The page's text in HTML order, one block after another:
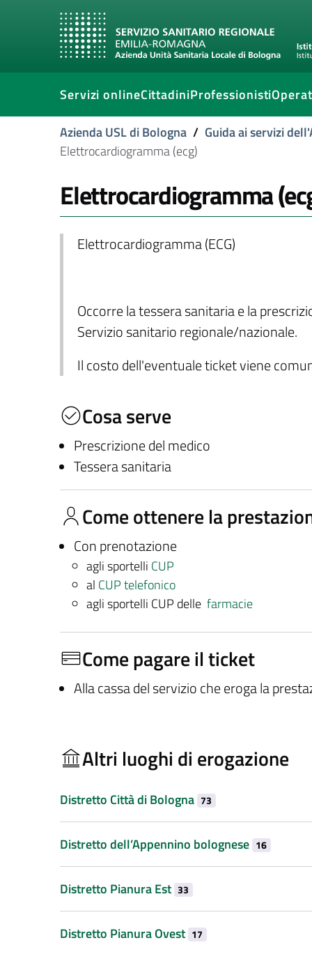
Servizi onlineCittadiniProfessionisti
Azienda USL di Bologna / Guida ai servizi
Elettrocardiogramma (ecg)
Elettrocardiogramma
Elettrocardiogramma (ECG)
Occorre la tessera sanitaria e la
Servizio sanitario regionale/nazionale.
Il costo dell'eventuale ticket viene
Cosa serve
Prescrizione del medico
Tessera sanitaria
Come ottenere la
Con prenotazione
agli sportelli CUP
al CUP telefonico
agli sportelli CUP delle farmacie
Come pagare il ticket
Alla cassa del servizio che eroga la
Altri luoghi di erogazione
Distretto Città di Bologna 73
Distretto dell’Appennino bolognese 16
Distretto Pianura Est 33
Distretto Pianura Ovest 17